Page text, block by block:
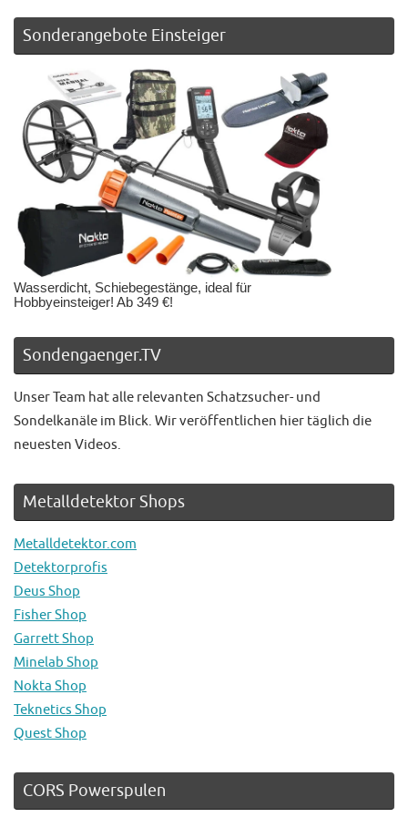
Sonderangebote Einsteiger
Wasserdicht, Schiebegestänge, ideal für
Hobbyeinsteiger! Ab 349 €!
Sondengaenger.TV
Unser Team hat alle relevanten Schatzsucher- und
Sondelkanäle im Blick. Wir veröffentlichen hier täglich die
neuesten Videos.
Metalldetektor Shops
Metalldetektor.com
Detektorprofis
Deus Shop
Fisher Shop
Garrett Shop
Minelab Shop
Nokta Shop
Teknetics Shop
Quest Shop
CORS Powerspulen